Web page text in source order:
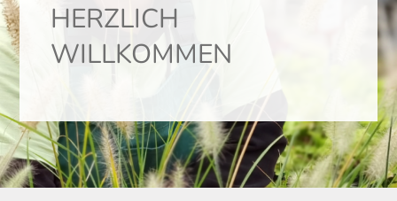
HERZLICH
WILLKOMMEN